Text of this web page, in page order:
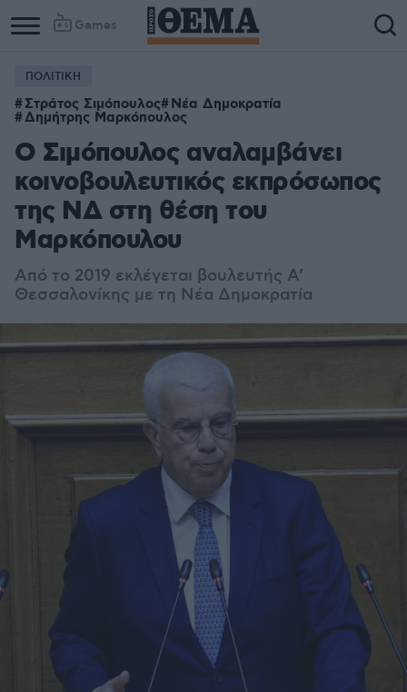
Games
ΠΟΛΙΤΙΚΗ
Στράτος Σιμόπουλος Νέα Δημοκρατία
Δημήτρης Μαρκόπουλος
Ο Σιμόπουλος αναλαμβάνει
κοινοβουλευτικός εκπρόσωπος
της ΝΔ στη θέση του
Μαρκόπουλου
Από το 2019 εκλέγεται βουλευτής Α’
Θεσσαλονίκης με τη Νέα Δημοκρατία